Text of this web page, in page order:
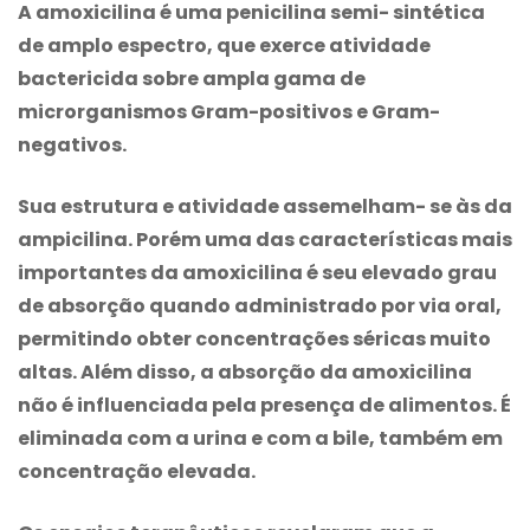
A amoxicilina é uma penicilina semi- sintética
de amplo espectro, que exerce atividade
bactericida sobre ampla gama de
microrganismos Gram-positivos e Gram-
negativos.
Sua estrutura e atividade assemelham- se às da
ampicilina. Porém uma das características mais
importantes da amoxicilina é seu elevado grau
de absorção quando administrado por via oral,
permitindo obter concentrações séricas muito
altas. Além disso, a absorção da amoxicilina
não é influenciada pela presença de alimentos. É
eliminada com a urina e com a bile, também em
concentração elevada.